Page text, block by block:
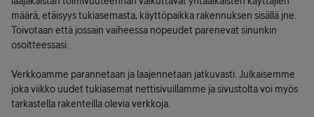
määrä, etäisyys tukiasemasta, käyttöpaikka rakennuksen sisällä jne.
Toivotaan että jossain vaiheessa nopeudet parenevat sinunkin
osoitteessasi.
Verkkoamme parannetaan ja laajennetaan jatkuvasti. Julkaisemme
joka viikko uudet tukiasemat nettisivuillamme ja sivustolta voi myös
tarkastella rakenteilla olevia verkkoja.